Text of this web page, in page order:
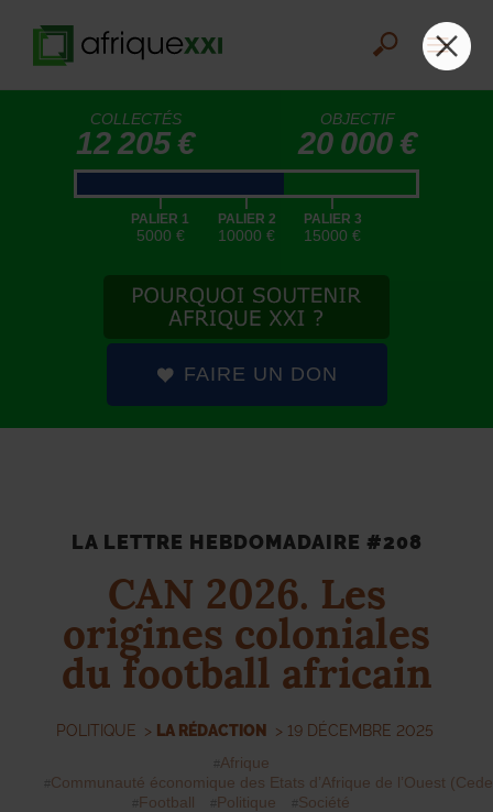
COLLECTÉS
12 205 €
OBJECTIF
20 000 €
|
PALIER 1
5000 €
|
PALIER 2
10000 €
|
PALIER 3
15000 €
FAIRE UN DON
LA LETTRE HEBDOMADAIRE #208
CAN 2026. Les
origines coloniales
du football africain
POLITIQUE > LA RÉDACTION > 19 DÉCEMBRE 2025
Afrique
Communauté économique des Etats d’Afrique de l’Ouest
Football
Politique Société